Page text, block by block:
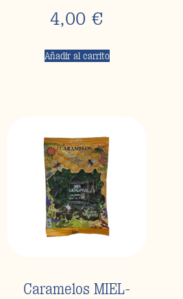
4,00 €
Añadir al carrito
Caramelos MIEL-